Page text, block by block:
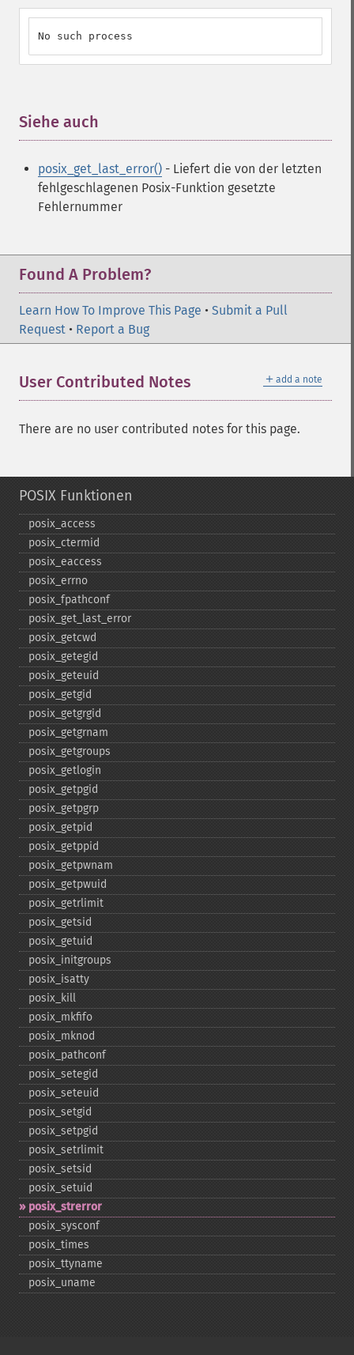
No such process
Siehe auch
posix_get_last_error() - Liefert die von der letzten
fehlgeschlagenen Posix-Funktion gesetzte
Fehlernummer
Found A Problem?
Learn How To Improve This Page • Submit a Pull
Request • Report a Bug
＋ add a note
User Contributed Notes
There are no user contributed notes for this page.
POSIX Funktionen
posix_​access
posix_​ctermid
posix_​eaccess
posix_​errno
posix_​fpathconf
posix_​get_​last_​error
posix_​getcwd
posix_​getegid
posix_​geteuid
posix_​getgid
posix_​getgrgid
posix_​getgrnam
posix_​getgroups
posix_​getlogin
posix_​getpgid
posix_​getpgrp
posix_​getpid
posix_​getppid
posix_​getpwnam
posix_​getpwuid
posix_​getrlimit
posix_​getsid
posix_​getuid
posix_​initgroups
posix_​isatty
posix_​kill
posix_​mkfifo
posix_​mknod
posix_​pathconf
posix_​setegid
posix_​seteuid
posix_​setgid
posix_​setpgid
posix_​setrlimit
posix_​setsid
posix_​setuid
posix_​strerror
posix_​sysconf
posix_​times
posix_​ttyname
posix_​uname